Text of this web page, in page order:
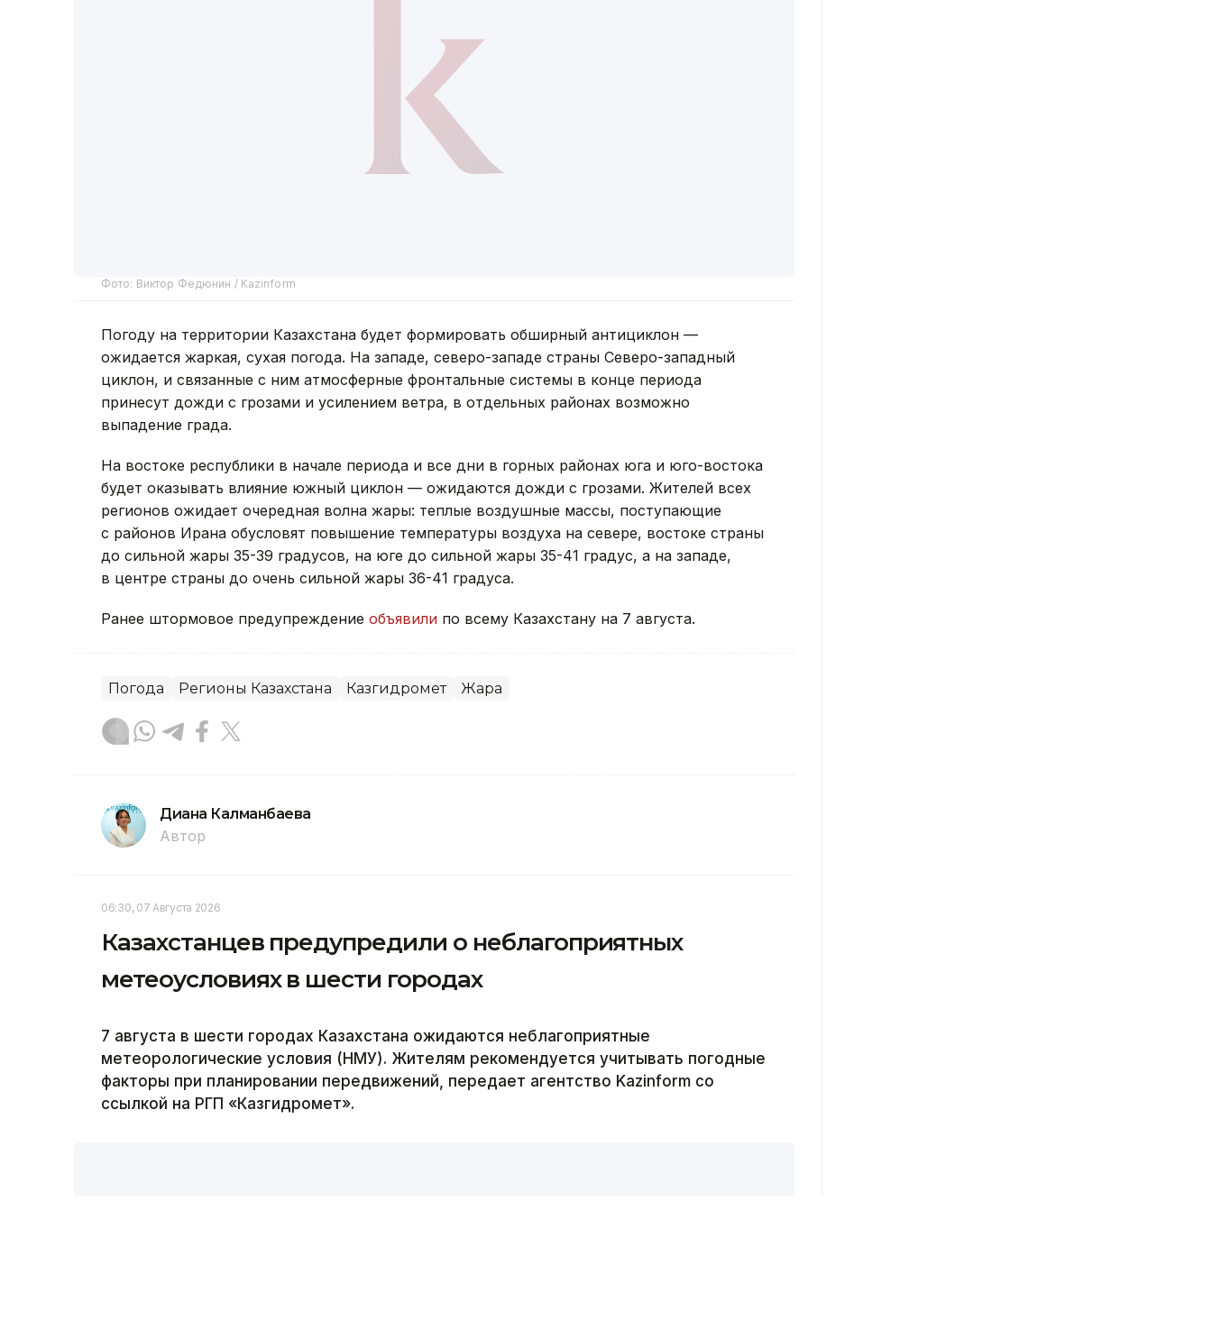
Фото: Виктор Федюнин / Kazinform
Погоду на территории Казахстана будет формировать обширный антициклон —
ожидается жаркая, сухая погода. На западе, северо-западе страны Северо-западный
циклон, и связанные с ним атмосферные фронтальные системы в конце периода
принесут дожди с грозами и усилением ветра, в отдельных районах возможно
выпадение града.
На востоке республики в начале периода и все дни в горных районах юга и юго-востока
будет оказывать влияние южный циклон — ожидаются дожди с грозами. Жителей всех
регионов ожидает очередная волна жары: теплые воздушные массы, поступающие
до сильной жары 35-39 градусов, на юге до сильной жары 35-41 градус, а на западе,
Ранее штормовое предупреждениеобъявилипо всему Казахстану на 7 августа.
Автор
06:30, 07 Августа 2026
метеоусловиях в шести городах
7 августа в шести городах Казахстана ожидаются неблагоприятные